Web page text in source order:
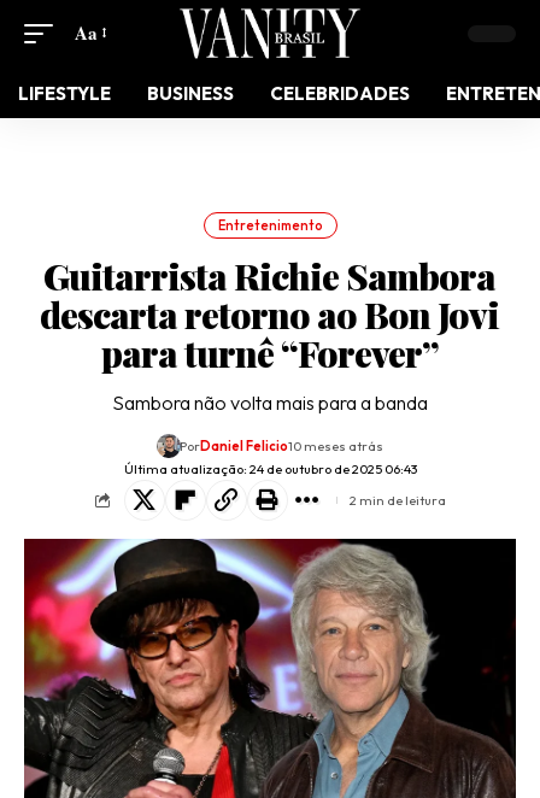
Aa
LIFESTYLE BUSINESS CELEBRIDADES
Entretenimento
Guitarrista Richie Sambora
descarta retorno ao Bon Jovi
para turnê “Forever”
Sambora não volta mais para a banda
Última atualização: 24 de outubro de 2025 06:43
PorDaniel Felicio10 meses atrás
2 min de leitura